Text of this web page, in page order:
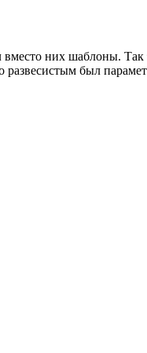
них шаблоны.
был